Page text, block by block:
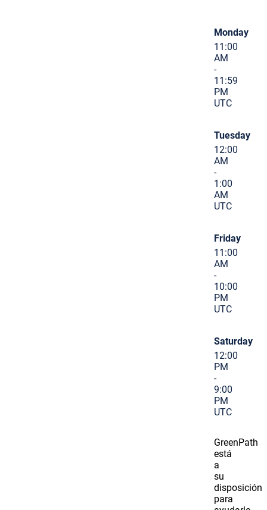
Monday
11:00
AM
-
11:59
PM
UTC
Tuesday
12:00
AM
-
1:00
AM
UTC
Friday
11:00
AM
-
10:00
PM
UTC
Saturday
12:00
PM
-
9:00
PM
UTC
GreenPath
está
a
su
disposición
para